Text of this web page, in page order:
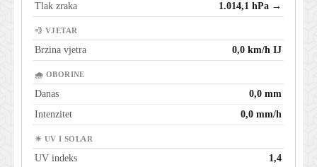
Tlak zraka
1.014,1 hPa →
💨 VJETAR
Brzina vjetra 0,0 km/h IJ
🌧 OBORINE
Danas
0,0 mm
Intenzitet
0,0 mm/h
☀ UV I SOLAR
UV indeks
1,4